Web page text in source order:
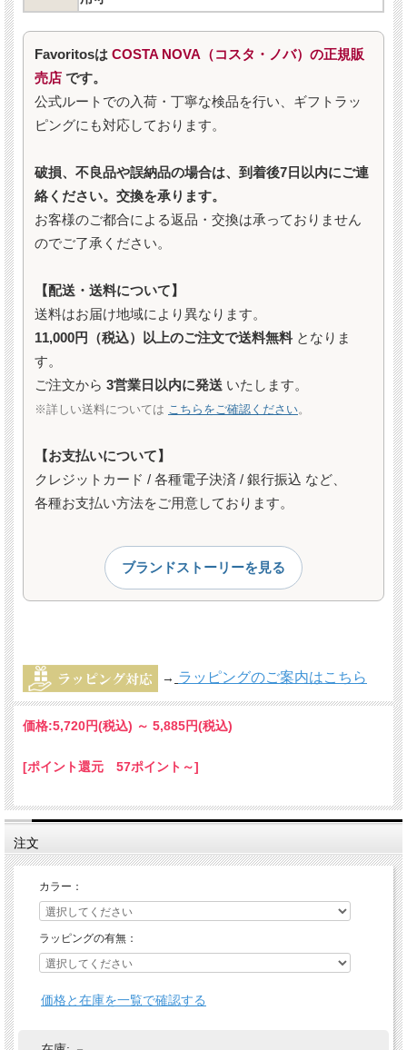
Favoritosは COSTA NOVA（コスタ・ノバ）の正規販
売店 です。
公式ルートでの入荷・丁寧な検品を行い、ギフトラッ
ピングにも対応しております。
破損、不良品や誤納品の場合は、到着後7日以内にご連
絡ください。交換を承ります。
お客様のご都合による返品・交換は承っておりません
のでご了承ください。
【配送・送料について】
送料はお届け地域により異なります。
11,000円（税込）以上のご注文で送料無料 となりま
す。
ご注文から 3営業日以内に発送 いたします。
※詳しい送料については こちらをご確認ください。
【お支払いについて】
クレジットカード / 各種電子決済 / 銀行振込 など、
各種お支払い方法をご用意しております。
ブランドストーリーを見る
→ ラッピングのご案内はこちら
価格:5,720円(税込) ～ 5,885円(税込)
[ポイント還元 57ポイント～]
注文
カラー：
ラッピングの有無：
価格と在庫を一覧で確認する